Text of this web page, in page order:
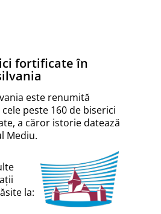
fortificate în
este renumită
peste 160 de biserici
a căror istorie datează
Mediu.
la: